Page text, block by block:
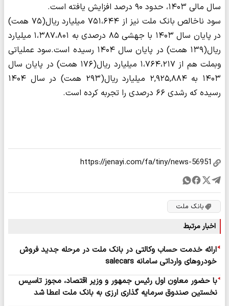
سال مالی ۱۴۰۳، حدود ۹۰ درصد افزایش یافته است.
سود ناخالص بانک ملت نیز از ۷۵۱،۶۴۴ میلیارد ریال(۷۵ همت)
در پایان سال ۱۴۰۳ با جهشی ۸۵ درصدی به ۱،۳۸۷،۸۰۱ میلیارد
ریال(۱۳۹ همت) در پایان سال ۱۴۰۴ رسیده است.سود عملیاتی
وبملت هم از ۱،۷۶۴،۲۱۷ میلیارد ریال(۱۷۶ همت) در پایان سال
۱۴۰۳ به ۲,۹۲۵,۸۸۴ میلیارد ریال(۲۹۳ همت) در سال ۱۴۰۴
رسیده که رشدی ۶۶ درصدی را تجربه کرده است.
بانک ملت
اخبار مرتبط
ارائه خدمت حساب وکالتی در بانک ملت در مرحله جدید فروش
خودروهای وارداتی سامانه salecars
با حضور معاون اول رئیس جمهور و وزیر اقتصاد، مجوز تاسیس
نخستین صندوق سرمایه گذاری ارزی به بانک ملت اعطا شد